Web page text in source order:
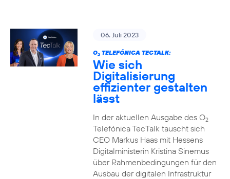
06. Juli 2023
O2TELEFÓNICA TECTALK:
Wie sich
Digitalisierung
effizienter gestalten
lässt
In der aktuellen Ausgabe des O2
Telefónica TecTalk tauscht sich
CEO Markus Haas mit Hessens
Digitalministerin Kristina Sinemus
über Rahmenbedingungen für den
Ausbau der digitalen Infrastruktur